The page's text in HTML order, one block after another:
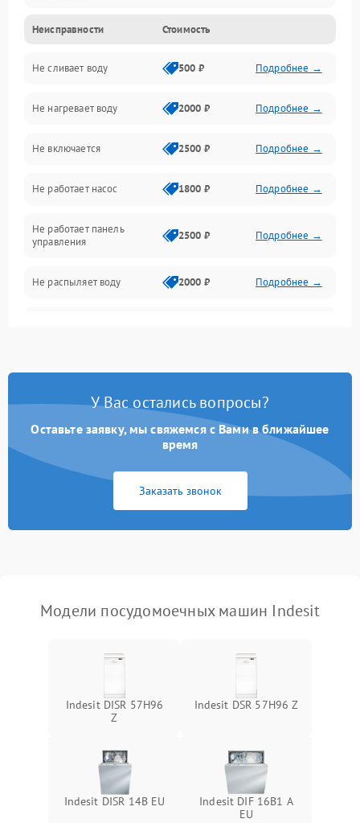
Управление
Электропитание
Датчики
Нагрев
Вода
Гигиена
Программное обеспечение
Неисправности Стоимость
Не сливает воду 500 ₽ Подробнее →
Не нагревает воду 2000 ₽ Подробнее →
Не включается 2500 ₽ Подробнее →
Не работает насос 1800 ₽ Подробнее →
Не работает панель
управления
2500 ₽ Подробнее →
Не распыляет воду 2000 ₽ Подробнее →
Проблемы с набором
Не работает сушилка 2100 ₽ Подробнее →
Сбои в работе таймера 1700 ₽
У Вас остались вопросы?
Оставьте заявку, мы свяжемся с Вами в ближайшее
время
Заказать звонок
Модели посудомоечных машин Indesit
Indesit DISR 57H96
Z
Indesit DSR 57H96 Z
Indesit DISR 14B EU
Indesit DIF 16B1 A
EU